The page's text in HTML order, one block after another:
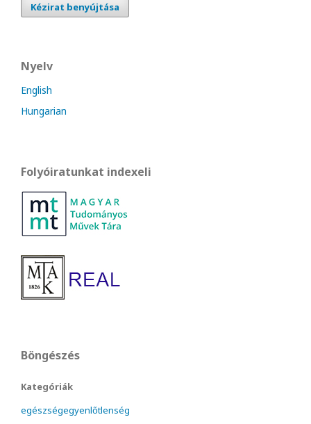
Kézirat benyújtása
Nyelv
English
Hungarian
Folyóiratunkat indexeli
Böngészés
Kategóriák
egészségegyenlőtlenség